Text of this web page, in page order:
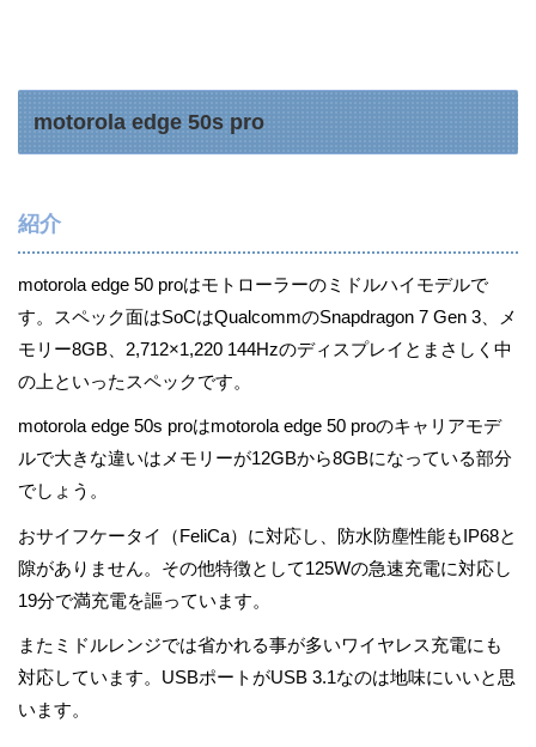
motorola edge 50s pro
紹介
motorola edge 50 proはモトローラーのミドルハイモデルで
す。スペック面はSoCはQualcommのSnapdragon 7 Gen 3、メ
モリー8GB、2,712×1,220 144Hzのディスプレイとまさしく中
の上といったスペックです。
motorola edge 50s proはmotorola edge 50 proのキャリアモデ
ルで大きな違いはメモリーが12GBから8GBになっている部分
でしょう。
おサイフケータイ（FeliCa）に対応し、防水防塵性能もIP68と
隙がありません。その他特徴として125Wの急速充電に対応し
19分で満充電を謳っています。
またミドルレンジでは省かれる事が多いワイヤレス充電にも
対応しています。USBポートがUSB 3.1なのは地味にいいと思
います。